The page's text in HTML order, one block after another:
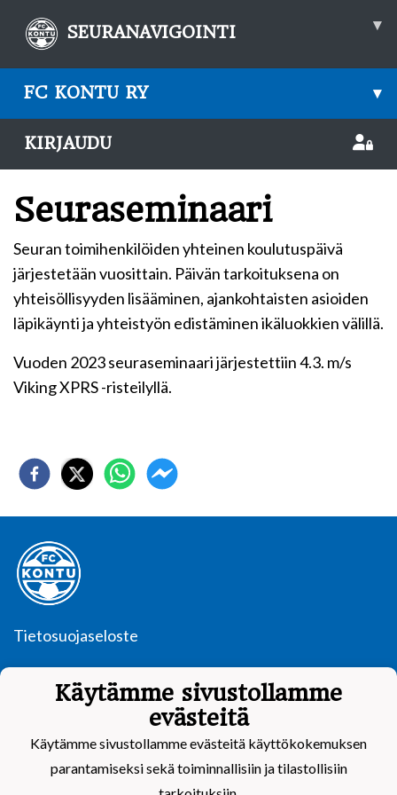
SEURANAVIGOINTI ▾
FC KONTU RY ▾
KIRJAUDU
Seuraseminaari
Seuran toimihenkilöiden yhteinen koulutuspäivä
järjestetään vuosittain. Päivän tarkoituksena on
yhteisöllisyyden lisääminen, ajankohtaisten asioiden
läpikäynti ja yhteistyön edistäminen ikäluokkien välillä.
Vuoden 2023 seuraseminaari järjestettiin 4.3. m/s
Viking XPRS -risteilyllä.
Tietosuojaseloste
FC Kontu
Kontulankaari 15
Käytämme sivustollamme
evästeitä
Käytämme sivustollamme evästeitä käyttökokemuksen
parantamiseksi sekä toiminnallisiin ja tilastollisiin